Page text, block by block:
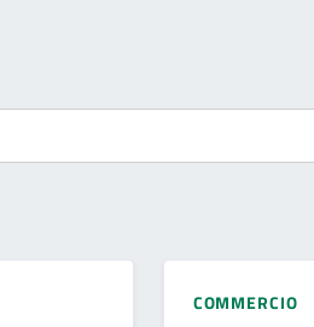
COMMERCIO